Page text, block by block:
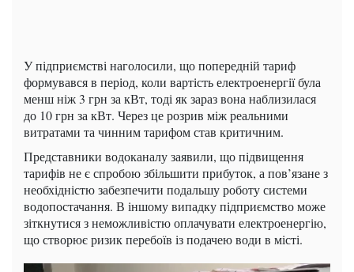
У підприємстві наголосили, що попередній тариф
формувався в період, коли вартість електроенергії була
менш ніж 3 грн за кВт, тоді як зараз вона наблизилася
до 10 грн за кВт. Через це розрив між реальними
витратами та чинним тарифом став критичним.
Представники водоканалу заявили, що підвищення
тарифів не є спробою збільшити прибуток, а пов’язане з
необхідністю забезпечити подальшу роботу системи
водопостачання. В іншому випадку підприємство може
зіткнутися з неможливістю оплачувати електроенергію,
що створює ризик перебоїв із подачею води в місті.